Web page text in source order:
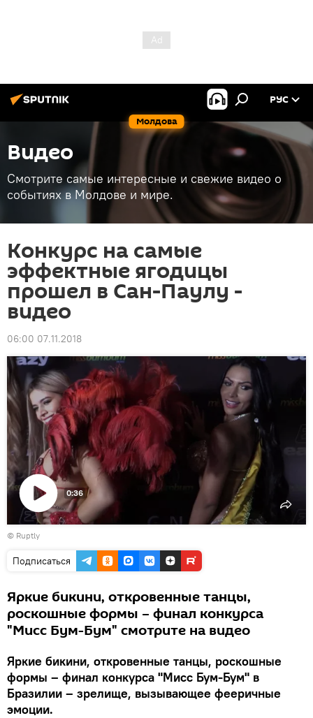
Молдова
РУС
Видео
Смотрите самые интересные и свежие видео о
событиях в Молдове и мире.
Конкурс на самые
эффектные ягодицы
прошел в Сан-Паулу -
видео
06:00 07.11.2018
Воспроизвести
видео
0:36
© Ruptly
Подписаться
Яркие бикини, откровенные танцы,
роскошные формы – финал конкурса
"Мисс Бум-Бум" смотрите на видео
Яркие бикини, откровенные танцы, роскошные
формы – финал конкурса "Мисс Бум-Бум" в
Бразилии – зрелище, вызывающее фееричные
эмоции.